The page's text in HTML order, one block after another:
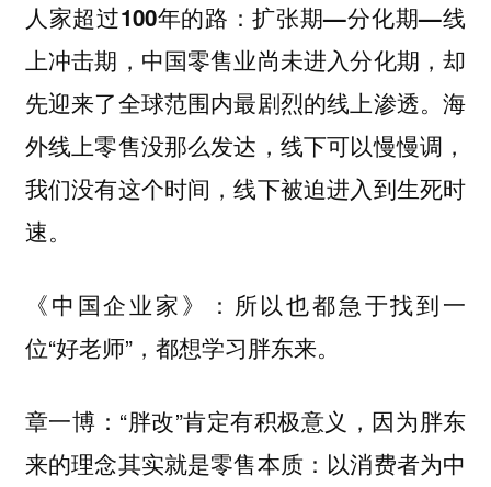
人家超过100年的路：扩张期—分化期—线
上冲击期，中国零售业尚未进入分化期，却
先迎来了全球范围内最剧烈的线上渗透。海
外线上零售没那么发达，线下可以慢慢调，
我们没有这个时间，线下被迫进入到生死时
速。
《中国企业家》： 所以也都急于找到一
位“好老师”，都想学习胖东来。
章一博： “胖改”肯定有积极意义，因为胖东
来的理念其实就是零售本质：以消费者为中